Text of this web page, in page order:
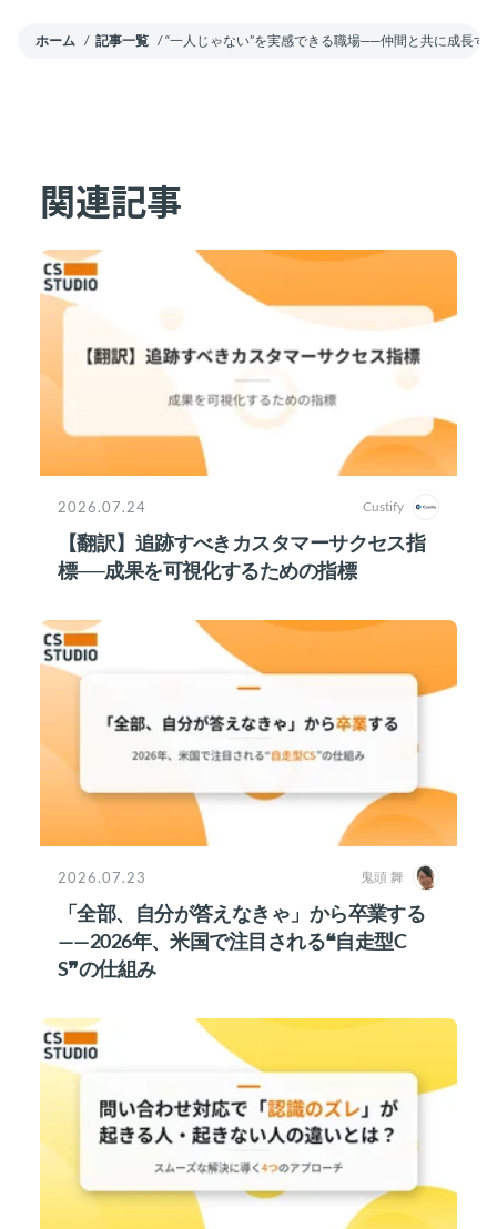
ホーム / 記事一覧 /“一人じゃない”を実感できる職場──仲間と共に成長す
関連記事
2026.07.24 Custify
【翻訳】追跡すべきカスタマーサクセス指
標──成果を可視化するための指標
2026.07.23 鬼頭 舞
「全部、自分が答えなきゃ」から卒業する
——2026年、米国で注目される❝自走型C
S❞の仕組み